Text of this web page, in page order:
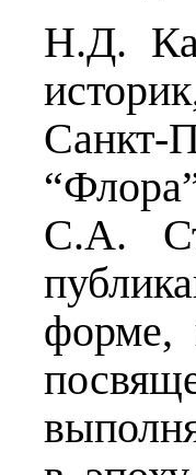
Н.Д.
Санкт-
С.А.
форме,